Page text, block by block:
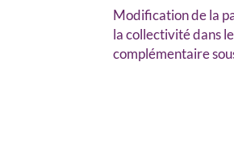
Modification de la
la collectivité dans
complémentaire